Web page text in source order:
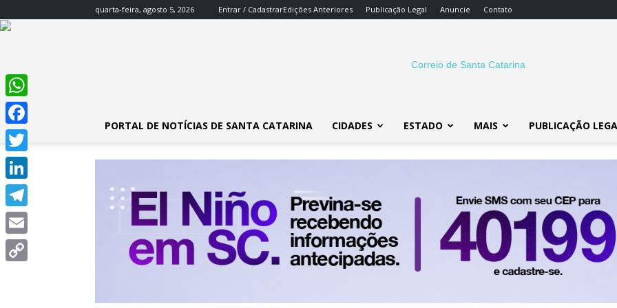
quarta-feira, agosto 5, 2026 Entrar / CadastrarEdições Anteriores Publicação Legal Anuncie Contato
SC
PORTAL DE NOTÍCIAS DE SANTA CATARINA CIDADES ESTADO MAIS PUBLICAÇÃO
WhatsApp
Facebook
Twitter
LinkedIn
Telegram
Email